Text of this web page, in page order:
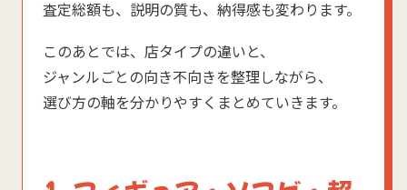
査定総額も、説明の質も、納得感も変わります。
このあとでは、店タイプの違いと、
ジャンルごとの向き不向きを整理しながら、
選び方の軸を分かりやすくまとめていきます。